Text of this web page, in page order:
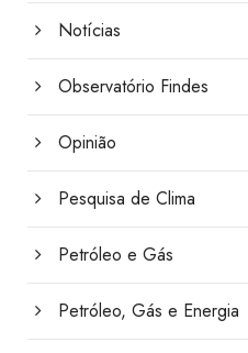
Notícias
Observatório Findes
Opinião
Pesquisa de Clima
Petróleo e Gás
Petróleo, Gás e Energia